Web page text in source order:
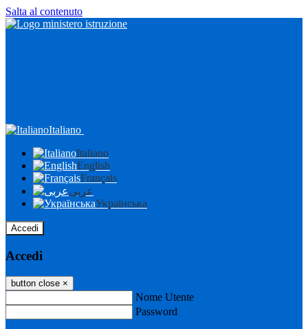
Salta al contenuto
Italiano
Italiano
English
Français
عربى
Українська
Accedi
Accedi
button close ×
Nome Utente
Password